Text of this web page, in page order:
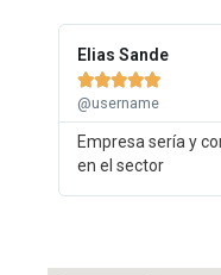
Elias Sande

@username
Empresa sería y
en el sector